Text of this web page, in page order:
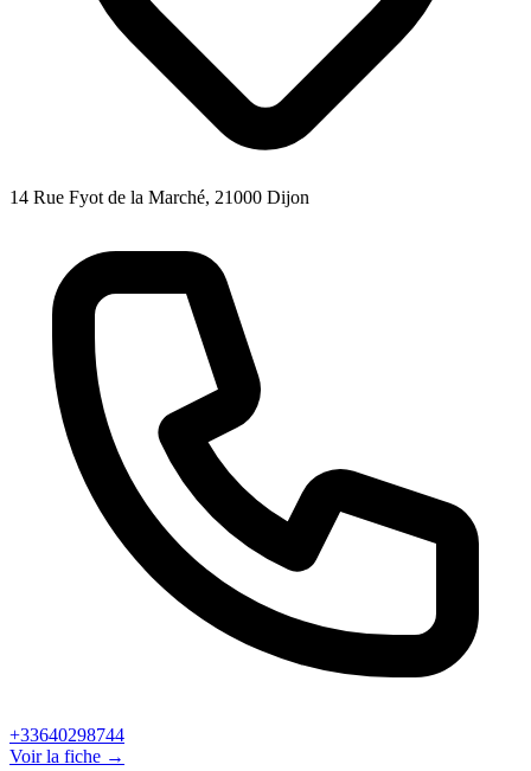
14 Rue Fyot de la Marché, 21000 Dijon
+33640298744
Voir la fiche →